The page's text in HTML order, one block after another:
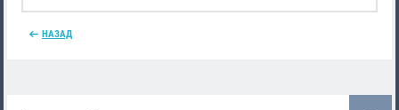
НАЗАД